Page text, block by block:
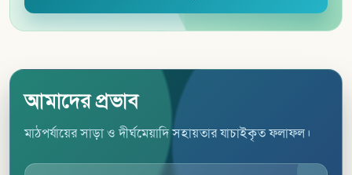
আমাদের প্রভাব
মাঠপর্যায়ের সাড়া ও দীর্ঘমেয়াদি সহায়তার যাচাইকৃত ফলাফল।